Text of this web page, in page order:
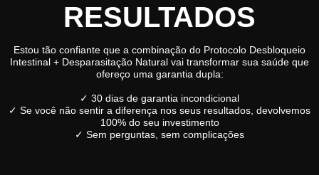
RESULTADOS
Estou tão confiante que a combinação do Protocolo Desbloqueio
Intestinal + Desparasitação Natural vai transformar sua saúde que
ofereço uma garantia dupla:
✓ 30 dias de garantia incondicional
✓ Se você não sentir a diferença nos seus resultados, devolvemos
100% do seu investimento
✓ Sem perguntas, sem complicações